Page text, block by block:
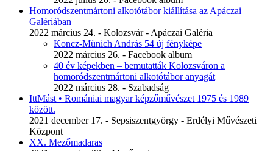
Homoródszentmártoni alkotótábor kiállítása az Apáczai
Galériában
2022 március 24. - Kolozsvár - Apáczai Galéria
Koncz-Münich András 54 új fényképe
2022 március 26. - Facebook album
40 év képekben – bemutatták Kolozsváron a
homoródszentmártoni alkotótábor anyagát
2022 március 28. - Szabadság
IttMást • Romániai magyar képzőművészet 1975 és 1989
között.
2021 december 17. - Sepsiszentgyörgy - Erdélyi Művészeti
Központ
XX. Mezőmadaras